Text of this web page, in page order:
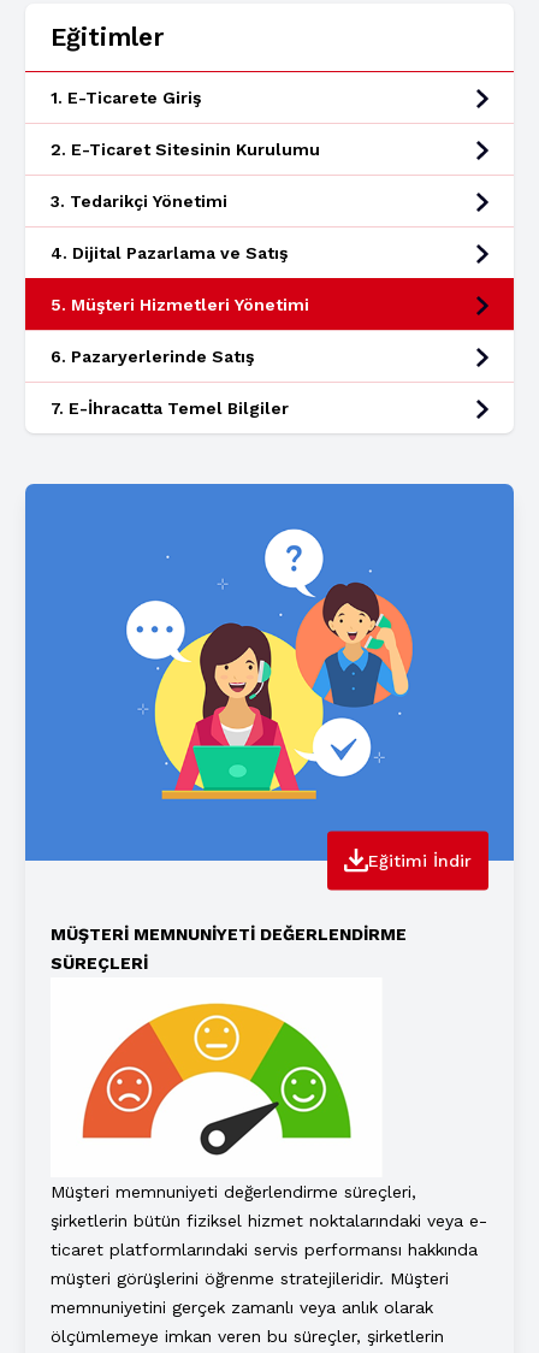
Eğitimler
1. E-Ticarete Giriş
2. E-Ticaret Sitesinin Kurulumu
3. Tedarikçi Yönetimi
4. Dijital Pazarlama ve Satış
5. Müşteri Hizmetleri Yönetimi
6. Pazaryerlerinde Satış
7. E-İhracatta Temel Bilgiler
Eğitimi İndir
MÜŞTERİ MEMNUNİYETİ DEĞERLENDİRME
SÜREÇLERİ
Müşteri memnuniyeti değerlendirme süreçleri,
şirketlerin bütün fiziksel hizmet noktalarındaki veya e-
ticaret platformlarındaki servis performansı hakkında
müşteri görüşlerini öğrenme stratejileridir. Müşteri
memnuniyetini gerçek zamanlı veya anlık olarak
ölçümlemeye imkan veren bu süreçler, şirketlerin